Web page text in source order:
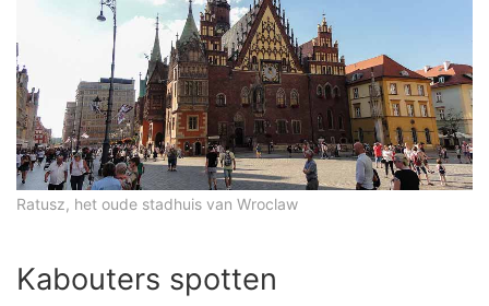
Ratusz, het oude stadhuis van Wroclaw
Kabouters spotten